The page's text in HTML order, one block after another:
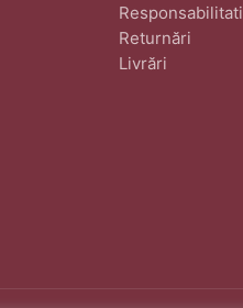
Responsabilitati
Returnări
Livrări